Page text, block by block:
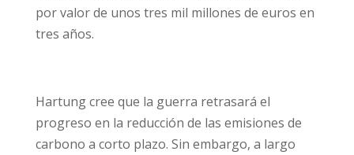
por valor de unos tres mil millones de euros en
tres años.
Hartung cree que la guerra retrasará el
progreso en la reducción de las emisiones de
carbono a corto plazo. Sin embargo, a largo